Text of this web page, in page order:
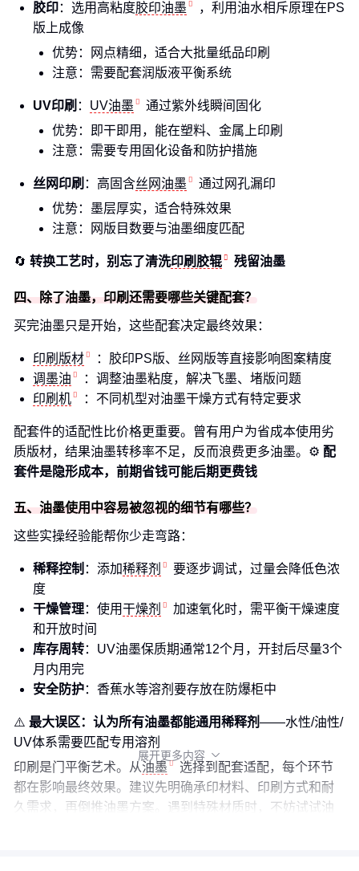
胶印：选用高粘度胶印油墨
，利用油水相斥原理在PS
版上成像
优势：网点精细，适合大批量纸品印刷
注意：需要配套润版液平衡系统
UV印刷 ： UV油墨
通过紫外线瞬间固化
优势：即干即用，能在塑料、金属上印刷
注意：需要专用固化设备和防护措施
丝网印刷 ：高固含丝网油墨
通过网孔漏印
优势：墨层厚实，适合特殊效果
注意：网版目数要与油墨细度匹配
🔄 转换工艺时，别忘了清洗印刷胶辊 残留油墨
四、除了油墨，印刷还需要哪些关键配套？
买完油墨只是开始，这些配套决定最终效果：
印刷版材
：胶印PS版、丝网版等直接影响图案精度
调墨油
：调整油墨粘度，解决飞墨、堵版问题
印刷机
：不同机型对油墨干燥方式有特定要求
配套件的适配性比价格更重要。曾有用户为省成本使用劣
质版材，结果油墨转移率不足，反而浪费更多油墨。⚙️ 配
套件是隐形成本，前期省钱可能后期更费钱
五、油墨使用中容易被忽视的细节有哪些？
这些实操经验能帮你少走弯路：
稀释控制 ：添加稀释剂
要逐步调试，过量会降低色浓
度
干燥管理：使用干燥剂
加速氧化时，需平衡干燥速度
和开放时间
库存周转：UV油墨保质期通常12个月，开封后尽量3个
月内用完
安全防护：香蕉水等溶剂要存放在防爆柜中
⚠️ 最大误区：认为所有油墨都能通用稀释剂——水性/油性/
UV体系需要匹配专用溶剂
印刷是门平衡艺术。从油墨
选择到配套适配，每个环节
都在影响最终效果。建议先明确承印材料、印刷方式和耐
久需求，再倒推油墨方案。遇到特殊材质时，不妨试试油
展开更多内容 